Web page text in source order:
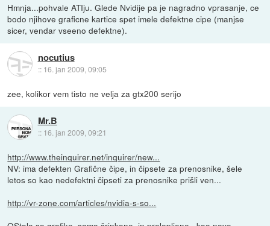
Hmnja...pohvale ATIju. Glede Nvidije pa je nagradno vprasanje, ce
bodo njihove graficne kartice spet imele defektne cipe (manjse
sicer, vendar vseeno defektne).
nocutius
:: 16. jan 2009, 09:05
zee, kolikor vem tisto ne velja za gtx200 serijo
Mr.B
:: 16. jan 2009, 09:21
http://www.theinquirer.net/inquirer/new...
NV: ima defekten Grafične čipe, in čipsete za prenosnike, šele
letos so kao nedefektni čipseti za prenosnike prišli ven...
http://vr-zone.com/articles/nvidia-s-so...